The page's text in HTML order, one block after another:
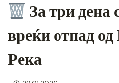
За три дена
вреќи отпад од
Река